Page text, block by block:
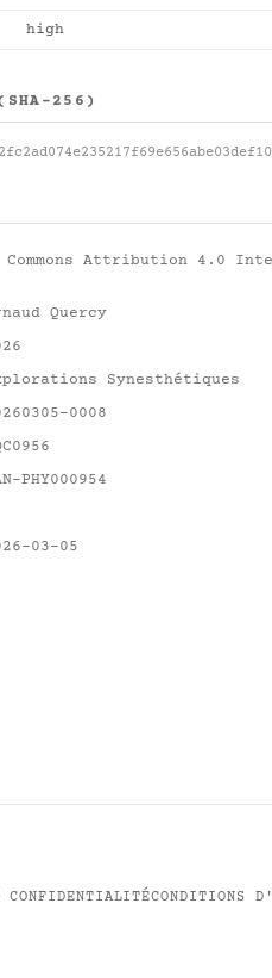
high
(SHA-256)
Attribution 4.0
Quercy
Synesthétiques
0008
PHY000954
03-05
CONFIDENTIALITÉCONDITIONS